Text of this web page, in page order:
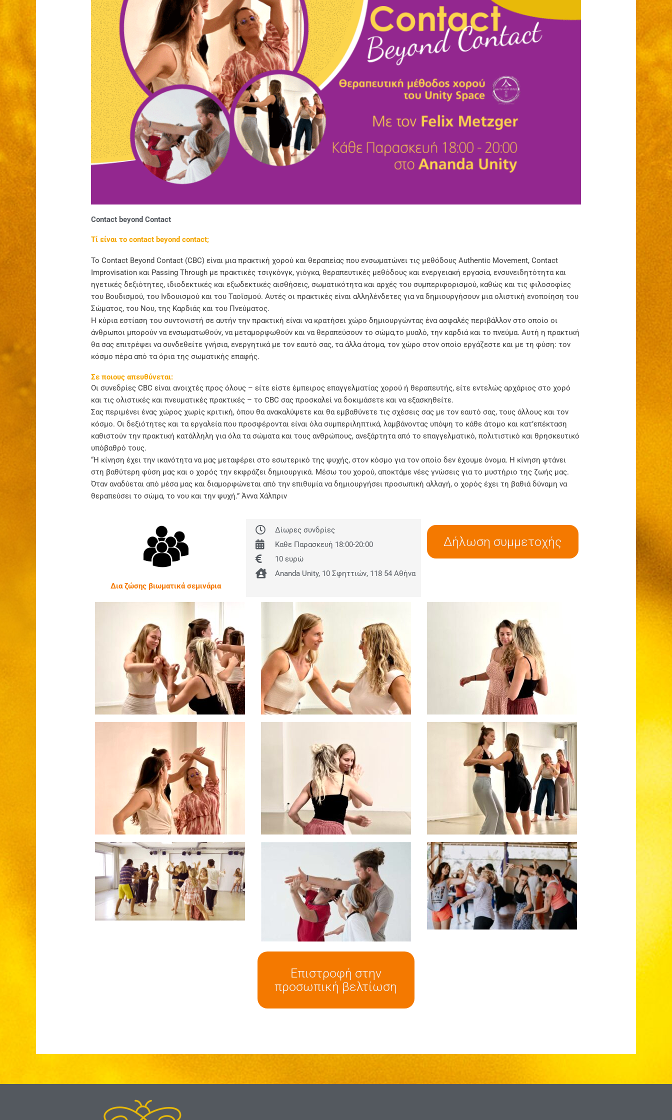
Contact beyond Contact
Τί είναι το contact beyond contact;
Το Contact Beyond Contact (CBC) είναι μια πρακτική χορού και θεραπείας που ενσωματώνει τις μεθόδους Authentic Movement, Contact
Improvisation και Passing Through με πρακτικές τσιγκόνγκ, γιόγκα, θεραπευτικές μεθόδους και ενεργειακή εργασία, ενσυνειδητότητα και
ηγετικές δεξιότητες, ιδιοδεκτικές και εξωδεκτικές αισθήσεις, σωματικότητα και αρχές του συμπεριφορισμού, καθώς και τις φιλοσοφίες
του Βουδισμού, του Ινδουισμού και του Ταοϊσμού. Αυτές οι πρακτικές είναι αλληλένδετες για να δημιουργήσουν μια ολιστική ενοποίηση του
Σώματος, του Νου, της Καρδιάς και του Πνεύματος.
Η κύρια εστίαση του συντονιστή σε αυτήν την πρακτική είναι να κρατήσει χώρο δημιουργώντας ένα ασφαλές περιβάλλον στο οποίο οι
άνθρωποι μπορούν να ενσωματωθούν, να μεταμορφωθούν και να θεραπεύσουν το σώμα,το μυαλό, την καρδιά και το πνεύμα. Αυτή η πρακτική
θα σας επιτρέψει να συνδεθείτε γνήσια, ενεργητικά με τον εαυτό σας, τα άλλα άτομα, τον χώρο στον οποίο εργάζεστε και με τη φύση: τον
κόσμο πέρα από τα όρια της σωματικής επαφής.
Σε ποιους απευθύνεται:
Οι συνεδρίες CBC είναι ανοιχτές προς όλους – είτε είστε έμπειρος επαγγελματίας χορού ή θεραπευτής, είτε εντελώς αρχάριος στο χορό
και τις ολιστικές και πνευματικές πρακτικές – το CBC σας προσκαλεί να δοκιμάσετε και να εξασκηθείτε.
Σας περιμένει ένας χώρος χωρίς κριτική, όπου θα ανακαλύψετε και θα εμβαθύνετε τις σχέσεις σας με τον εαυτό σας, τους άλλους και τον
κόσμο. Οι δεξιότητες και τα εργαλεία που προσφέρονται είναι όλα συμπεριληπτικά, λαμβάνοντας υπόψη το κάθε άτομο και κατ’επέκταση
καθιστούν την πρακτική κατάλληλη για όλα τα σώματα και τους ανθρώπους, ανεξάρτητα από το επαγγελματικό, πολιτιστικό και θρησκευτικό
υπόβαθρό τους.
“Η κίνηση έχει την ικανότητα να μας μεταφέρει στο εσωτερικό της ψυχής, στον κόσμο για τον οποίο δεν έχουμε όνομα. Η κίνηση φτάνει
στη βαθύτερη φύση μας και ο χορός την εκφράζει δημιουργικά. Μέσω του χορού, αποκτάμε νέες γνώσεις για το μυστήριο της ζωής μας.
Όταν αναδύεται από μέσα μας και διαμορφώνεται από την επιθυμία να δημιουργήσει προσωπική αλλαγή, ο χορός έχει τη βαθιά δύναμη να
θεραπεύσει το σώμα, το νου και την ψυχή.” Άννα Χάλπριν
Δια ζώσης βιωματικά σεμινάρια
Δίωρες συνδρίες
Καθε Παρασκευή 18:00-20:00
10 ευρώ
Ananda Unity, 10 Σφηττιών, 118 54 Αθήνα
Δήλωση συμμετοχής
Επιστροφή στην
προσωπική βελτίωση